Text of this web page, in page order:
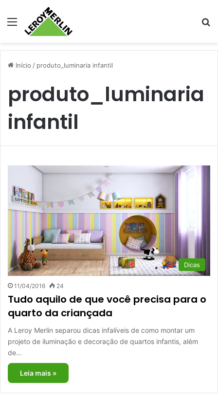
Menu
Início / produto_luminaria infantil
produto_luminaria
infantil
Dicas
11/04/2016 24
Tudo aquilo de que você precisa para o
quarto da criançada
A Leroy Merlin separou dicas infalíveis de como montar um
projeto de iluminação e decoração de quartos infantis, além
de…
Leia mais »